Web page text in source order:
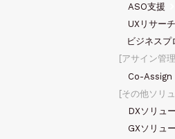
ASO支援
UXリサーチ
ビジネスプ
アサイン管
Co-Assign
その他ソリ
DXソリュ
GXソリュ